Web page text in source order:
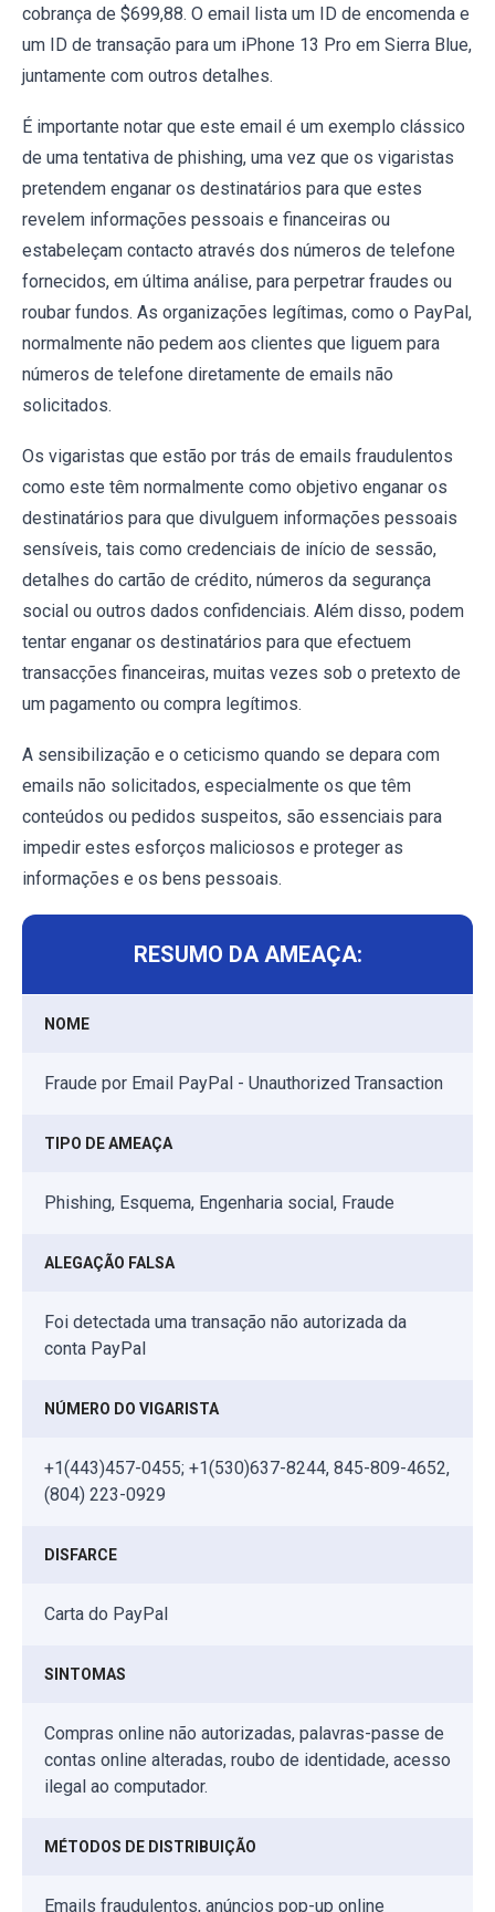
cobrança de $699,88. O email lista um ID de encomenda e
um ID de transação para um iPhone 13 Pro em Sierra Blue,
juntamente com outros detalhes.
É importante notar que este email é um exemplo clássico
de uma tentativa de phishing, uma vez que os vigaristas
pretendem enganar os destinatários para que estes
revelem informações pessoais e financeiras ou
estabeleçam contacto através dos números de telefone
fornecidos, em última análise, para perpetrar fraudes ou
roubar fundos. As organizações legítimas, como o PayPal,
normalmente não pedem aos clientes que liguem para
números de telefone diretamente de emails não
solicitados.
Os vigaristas que estão por trás de emails fraudulentos
como este têm normalmente como objetivo enganar os
destinatários para que divulguem informações pessoais
sensíveis, tais como credenciais de início de sessão,
detalhes do cartão de crédito, números da segurança
social ou outros dados confidenciais. Além disso, podem
tentar enganar os destinatários para que efectuem
transacções financeiras, muitas vezes sob o pretexto de
um pagamento ou compra legítimos.
A sensibilização e o ceticismo quando se depara com
emails não solicitados, especialmente os que têm
conteúdos ou pedidos suspeitos, são essenciais para
impedir estes esforços maliciosos e proteger as
informações e os bens pessoais.
RESUMO DA AMEAÇA:
NOME
Fraude por Email PayPal - Unauthorized Transaction
TIPO DE AMEAÇA
Phishing, Esquema, Engenharia social, Fraude
ALEGAÇÃO FALSA
Foi detectada uma transação não autorizada da
conta PayPal
NÚMERO DO VIGARISTA
+1(443)457-0455; +1(530)637-8244, 845-809-4652,
(804) 223-0929
DISFARCE
Carta do PayPal
SINTOMAS
Compras online não autorizadas, palavras-passe de
contas online alteradas, roubo de identidade, acesso
ilegal ao computador.
MÉTODOS DE DISTRIBUIÇÃO
Emails fraudulentos, anúncios pop-up online